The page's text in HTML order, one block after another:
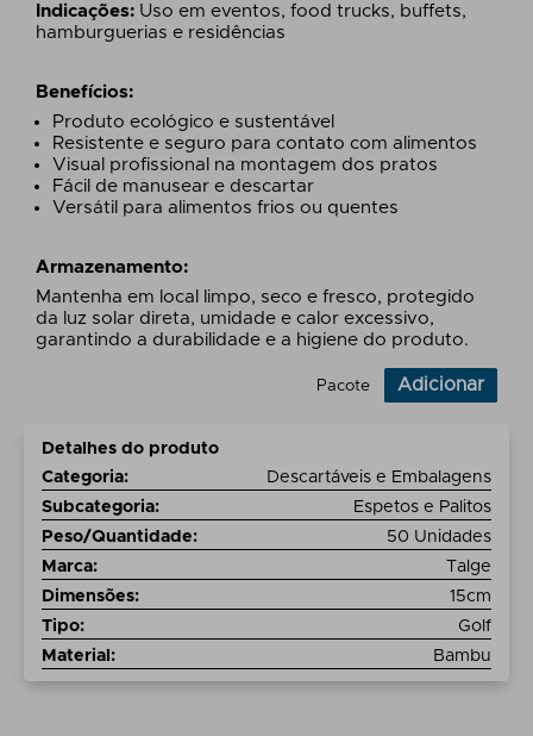
Indicações: Uso em eventos, food trucks, buffets,
hamburguerias e residências
Benefícios:
Produto ecológico e sustentável
Resistente e seguro para contato com alimentos
Visual profissional na montagem dos pratos
Fácil de manusear e descartar
Versátil para alimentos frios ou quentes
Armazenamento:
Mantenha em local limpo, seco e fresco, protegido
da luz solar direta, umidade e calor excessivo,
garantindo a durabilidade e a higiene do produto.
Pacote Adicionar
Detalhes do produto
Categoria:
Descartáveis e Embalagens
Subcategoria:
Espetos e Palitos
Peso/Quantidade:
50 Unidades
Marca:
Talge
Dimensões:
15cm
Tipo:
Golf
Material: Bambu